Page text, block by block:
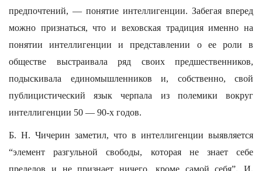
предпочтений, — понятие интеллигенции. Забегая вперед
можно признаться, что и веховская традиция именно на
понятии интеллигенции и представлении о ее роли в
обществе выстраивала ряд своих предшественников,
подыскивала единомышленников и, собственно, свой
публицистический язык черпала из полемики вокруг
интеллигенции 50 — 90-х годов.
Б. Н. Чичерин заметил, что в интеллигенции выявляется
“элемент разгульной свободы, которая не знает себе
пределов и не признает ничего, кроме самой себя”. И,